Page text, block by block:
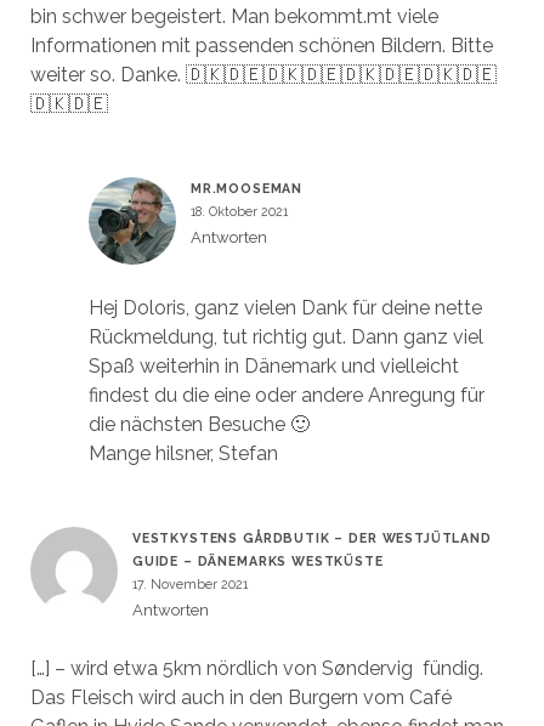
bin schwer begeistert. Man bekommt.mt viele
Informationen mit passenden schönen Bildern. Bitte
weiter so. Danke. 🇩🇰🇩🇪🇩🇰🇩🇪🇩🇰🇩🇪🇩🇰🇩🇪
🇩🇰🇩🇪
MR.MOOSEMAN
18. Oktober 2021
Antworten
Hej Doloris, ganz vielen Dank für deine nette
Rückmeldung, tut richtig gut. Dann ganz viel
Spaß weiterhin in Dänemark und vielleicht
findest du die eine oder andere Anregung für
die nächsten Besuche 🙂
Mange hilsner, Stefan
VESTKYSTENS GÅRDBUTIK – DER WESTJÜTLAND
GUIDE – DÄNEMARKS WESTKÜSTE
17. November 2021
Antworten
[…] – wird etwa 5km nördlich von Søndervig fündig.
Das Fleisch wird auch in den Burgern vom Café